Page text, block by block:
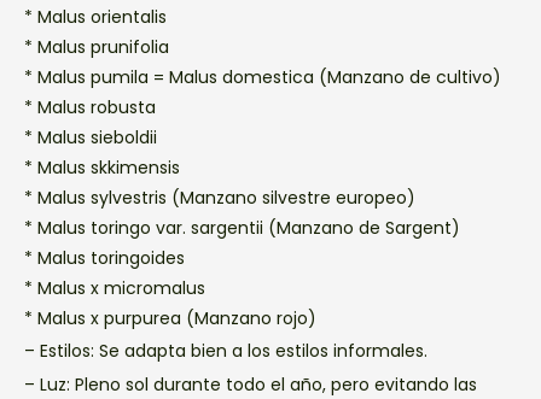
* Malus orientalis
* Malus prunifolia
* Malus pumila = Malus domestica (Manzano de cultivo)
* Malus robusta
* Malus sieboldii
* Malus skkimensis
* Malus sylvestris (Manzano silvestre europeo)
* Malus toringo var. sargentii (Manzano de Sargent)
* Malus toringoides
* Malus x micromalus
* Malus x purpurea (Manzano rojo)
– Estilos: Se adapta bien a los estilos informales.
– Luz: Pleno sol durante todo el año, pero evitando las